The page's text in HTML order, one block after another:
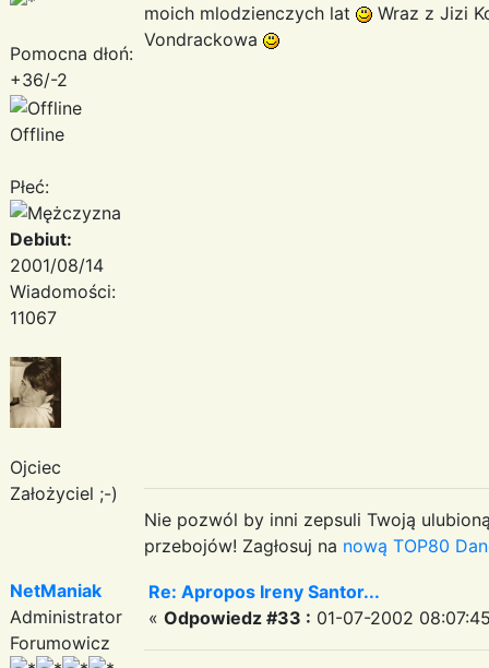
Pomocna dłoń:
+36/-2
Offline
Płeć:
Debiut:
2001/08/14
Wiadomości:
11067
Ojciec
Założyciel ;-)
moich mlodzienczych lat
Wraz z Jizi
Vondrackowa
Nie pozwól by inni zepsuli Twoją
przebojów! Zagłosuj na nową TOP80
NetManiak
Administrator
Forumowicz
Re: Apropos Ireny Santor...
« Odpowiedz #33 : 01-07-2002